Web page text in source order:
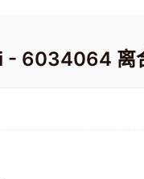
- 6034064 离